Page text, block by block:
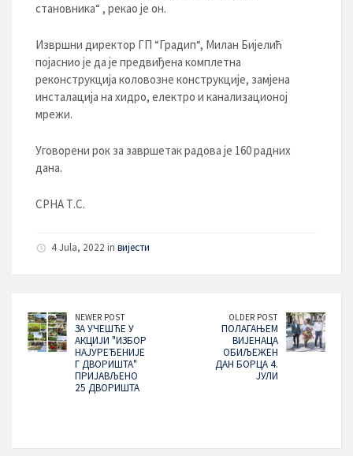
становника“ , рекао је он.
Извршни директор ГП “Градип“, Милан Бијелић
појаснио је да је предвиђена комплетна
реконструкција коловозне конструкције, замјена
инсталација на хидро, електро и канализационој
мрежи.
Уговорени рок за завршетак радова је 160 радних
дана.
СРНА Т.С.
4 Jula, 2022 in вијести
NEWER POST
ЗА УЧЕШЋЕ У
АКЦИЈИ "ИЗБОР
НАЈУРЕЂЕНИЈЕ
Г ДВОРИШТА"
ПРИЈАВЉЕНО
25 ДВОРИШТА
OLDER POST
ПОЛАГАЊЕМ
ВИЈЕНАЦА
ОБИЉЕЖЕН
ДАН БОРЦА 4.
ЈУЛИ